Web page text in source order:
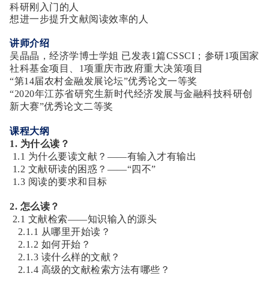
科研刚入门的人
想进一步提升文献阅读效率的人
讲师介绍
吴晶晶，经济学博士学姐 已发表1篇CSSCI；参研1项国家
社科基金项目、1项重庆市政府重大决策项目
“第14届农村金融发展论坛”优秀论文一等奖
“2020年江苏省研究生新时代经济发展与金融科技科研创
新大赛”优秀论文二等奖
课程大纲
1. 为什么读？
1.1 为什么要读文献？——有输入才有输出
1.2 文献研读的困惑？——“四不”
1.3 阅读的要求和目标
2. 怎么读？
2.1 文献检索——知识输入的源头
2.1.1 从哪里开始读？
2.1.2 如何开始？
2.1.3 读什么样的文献？
2.1.4 高级的文献检索方法有哪些？